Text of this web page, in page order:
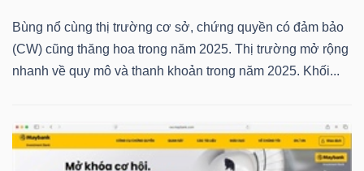
Bùng nổ cùng thị trường cơ sở, chứng quyền có đảm bảo
(CW) cũng thăng hoa trong năm 2025. Thị trường mở rộng
nhanh về quy mô và thanh khoản trong năm 2025. Khối...
DỮ
LIỆU
(-)